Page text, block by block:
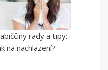
rady a tipy:
na nachlazení?